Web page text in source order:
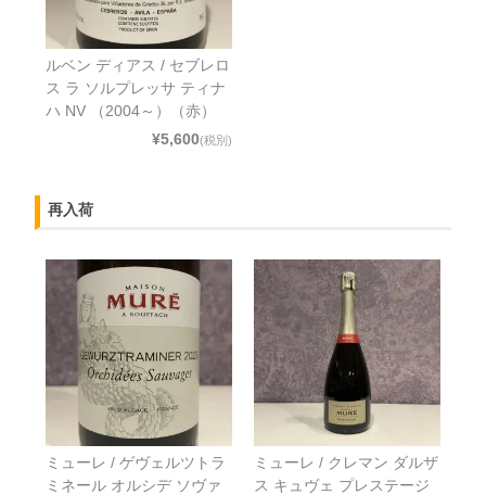
ルベン ディアス / セブレロ
ス ラ ソルプレッサ ティナ
ハ NV （2004～）（赤）
¥5,600(税別)
再入荷
ミューレ / ゲヴェルツトラ
ミネール オルシデ ソヴァ
ミューレ / クレマン ダルザ
ス キュヴェ プレステージ